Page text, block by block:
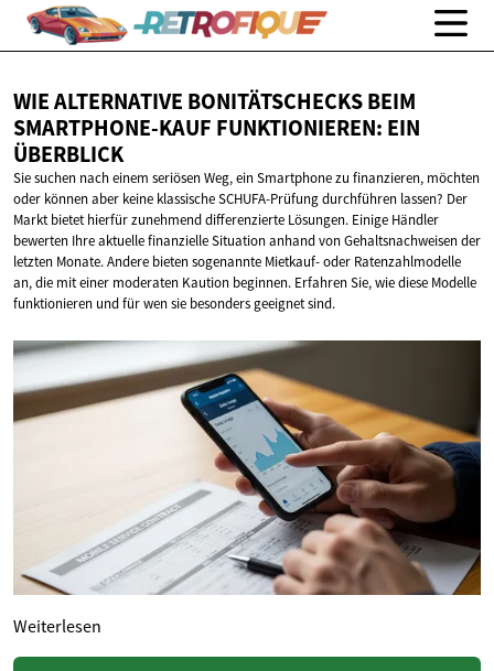
WIE ALTERNATIVE BONITÄTSCHECKS BEIM
SMARTPHONE-KAUF FUNKTIONIEREN: EIN
ÜBERBLICK
Sie suchen nach einem seriösen Weg, ein Smartphone zu finanzieren, möchten
oder können aber keine klassische SCHUFA-Prüfung durchführen lassen? Der
Markt bietet hierfür zunehmend differenzierte Lösungen. Einige Händler
bewerten Ihre aktuelle finanzielle Situation anhand von Gehaltsnachweisen der
letzten Monate. Andere bieten sogenannte Mietkauf- oder Ratenzahlmodelle
an, die mit einer moderaten Kaution beginnen. Erfahren Sie, wie diese Modelle
funktionieren und für wen sie besonders geeignet sind.
Weiterlesen